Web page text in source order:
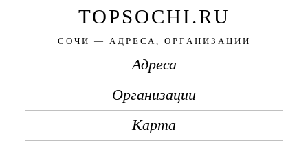
TOPSOCHI.RU
СОЧИ — АДРЕСА, ОРГАНИЗАЦИИ
Адреса
Организации
Карта